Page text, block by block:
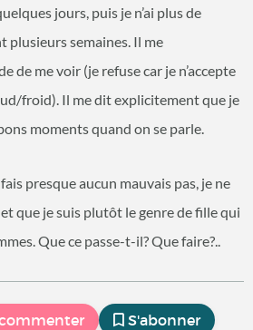
jours, puis je n’ai plus de
plusieurs semaines. Il me
de me voir (je refuse car je n’accepte
froid). Il me dit explicitement que je
moments quand on se parle.
presque aucun mauvais pas, je ne
que je suis plutôt le genre de fille qui
Que ce passe-t-il? Que faire?..
S'abonner